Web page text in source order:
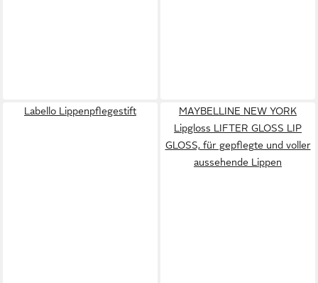
Labello Lippenpflegestift
MAYBELLINE NEW YORK
Lipgloss LIFTER GLOSS LIP
GLOSS, für gepflegte und voller
aussehende Lippen